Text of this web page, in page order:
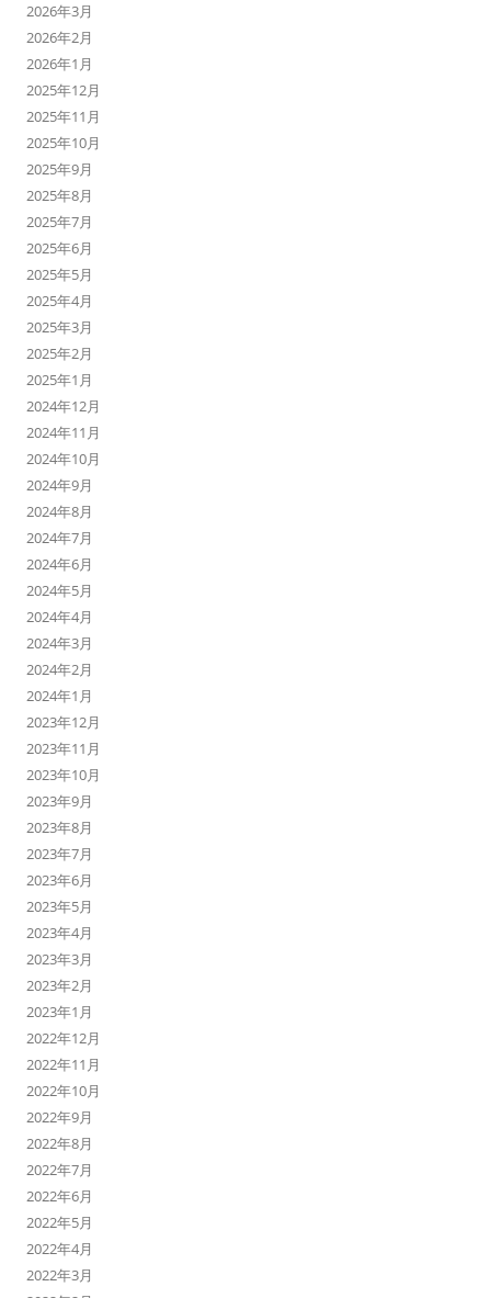
2026年3月
2026年2月
2026年1月
2025年12月
2025年11月
2025年10月
2025年9月
2025年8月
2025年7月
2025年6月
2025年5月
2025年4月
2025年3月
2025年2月
2025年1月
2024年12月
2024年11月
2024年10月
2024年9月
2024年8月
2024年7月
2024年6月
2024年5月
2024年4月
2024年3月
2024年2月
2024年1月
2023年12月
2023年11月
2023年10月
2023年9月
2023年8月
2023年7月
2023年6月
2023年5月
2023年4月
2023年3月
2023年2月
2023年1月
2022年12月
2022年11月
2022年10月
2022年9月
2022年8月
2022年7月
2022年6月
2022年5月
2022年4月
2022年3月